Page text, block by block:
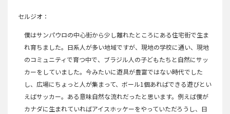
セルジオ
僕はサンパウロの中心街から少し離れたところにある住宅街で生ま
れ育ちました。日系人が多い地域ですが、現地の学校に通い、現地
のコミュニティで育つ中で、ブラジル人の子どもたちと自然にサッ
カーをしていました。今みたいに遊具が豊富ではない時代でした
し、広場にちょっと人が集まって、ボール1個あればできる遊びとい
えばサッカー。ある意味自然な流れだったと思います。例えば僕が
カナダに生まれていればアイスホッケーをやっていただろうし、日